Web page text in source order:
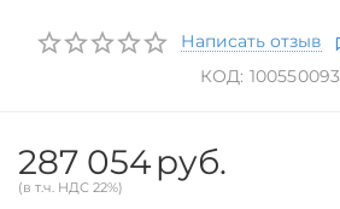
Написать отзыв
КОД: 100550093
287 054руб.
(в т.ч. НДС 22%)